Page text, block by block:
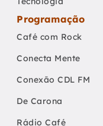
Programação
Café com Rock
Conecta Mente
Conexão CDL FM
De Carona
Rádio Café